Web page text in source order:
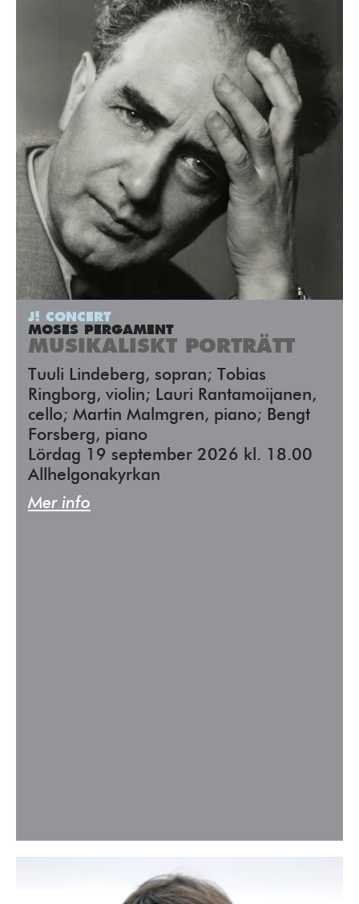
J! CONCERT
MOSES PERGAMENT
MUSIKALISKT PORTRÄTT
Tuuli Lindeberg, sopran; Tobias
Ringborg, violin; Lauri Rantamoijanen,
cello; Martin Malmgren, piano; Bengt
Forsberg, piano
Lördag 19 september 2026 kl. 18.00
Allhelgonakyrkan
Mer info